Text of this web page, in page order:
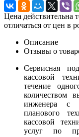
Цена действительна
отличаться от цен в
Описание
Отзывы о
Сервисная
кассовой
течение
количеством
инженера с
планового
кассовой
услуг по